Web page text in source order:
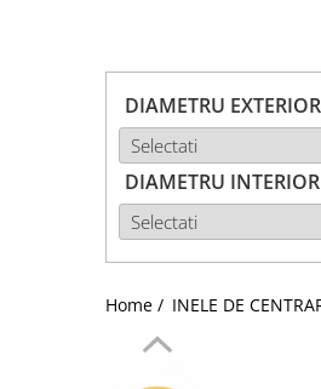
DIAMETRU
DIAMETRU
Home / INELE DE